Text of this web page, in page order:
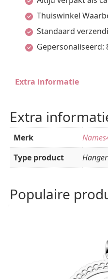
voetjes
Names4ever
aantal
Thuiswinkel
Standaard
Gepersonaliseerd:
Extra informatie
Extra
Merk
Type product
Hanger
Populaire